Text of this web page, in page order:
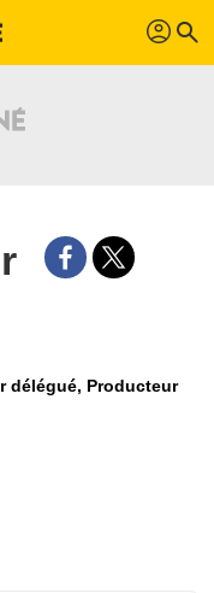
profil search
délégué, Producteur